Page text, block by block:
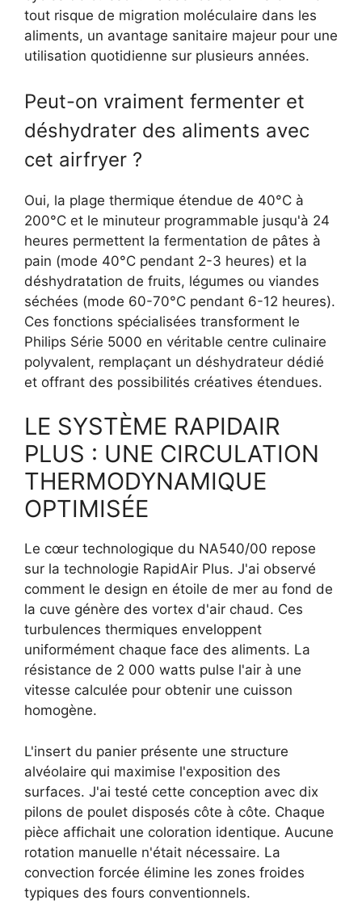
tout risque de migration moléculaire dans les
aliments, un avantage sanitaire majeur pour une
utilisation quotidienne sur plusieurs années.
Peut-on vraiment fermenter et
déshydrater des aliments avec
cet airfryer ?
Oui, la plage thermique étendue de 40°C à
200°C et le minuteur programmable jusqu'à 24
heures permettent la fermentation de pâtes à
pain (mode 40°C pendant 2-3 heures) et la
déshydratation de fruits, légumes ou viandes
séchées (mode 60-70°C pendant 6-12 heures).
Ces fonctions spécialisées transforment le
Philips Série 5000 en véritable centre culinaire
polyvalent, remplaçant un déshydrateur dédié
et offrant des possibilités créatives étendues.
LE SYSTÈME RAPIDAIR
PLUS : UNE CIRCULATION
THERMODYNAMIQUE
OPTIMISÉE
Le cœur technologique du NA540/00 repose
sur la technologie RapidAir Plus. J'ai observé
comment le design en étoile de mer au fond de
la cuve génère des vortex d'air chaud. Ces
turbulences thermiques enveloppent
uniformément chaque face des aliments. La
résistance de 2 000 watts pulse l'air à une
vitesse calculée pour obtenir une cuisson
homogène.
L'insert du panier présente une structure
alvéolaire qui maximise l'exposition des
surfaces. J'ai testé cette conception avec dix
pilons de poulet disposés côte à côte. Chaque
pièce affichait une coloration identique. Aucune
rotation manuelle n'était nécessaire. La
convection forcée élimine les zones froides
typiques des fours conventionnels.